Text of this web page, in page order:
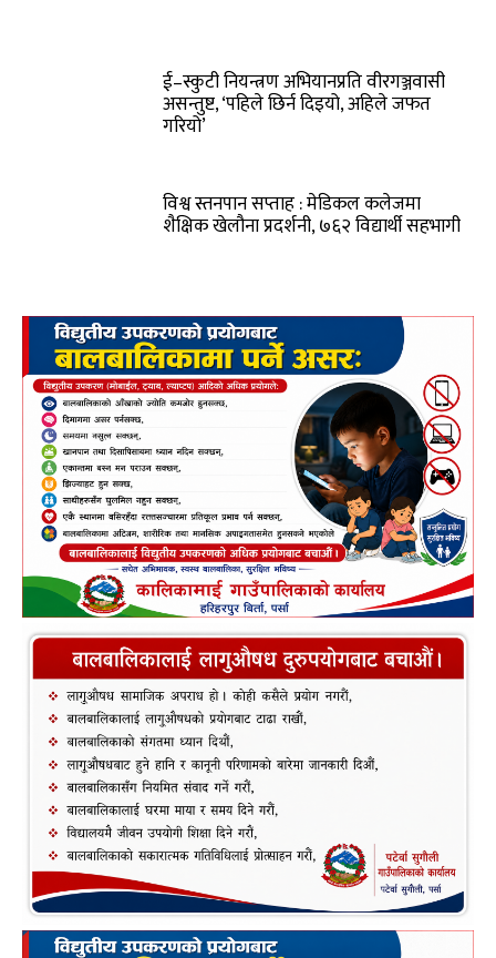
ई–स्कुटी नियन्त्रण अभियानप्रति वीरगञ्जवासी
असन्तुष्ट, ‘पहिले छिर्न दिइयो, अहिले जफत
गरियो’
विश्व स्तनपान सप्ताह : मेडिकल कलेजमा
शैक्षिक खेलौना प्रदर्शनी, ७६२ विद्यार्थी सहभागी